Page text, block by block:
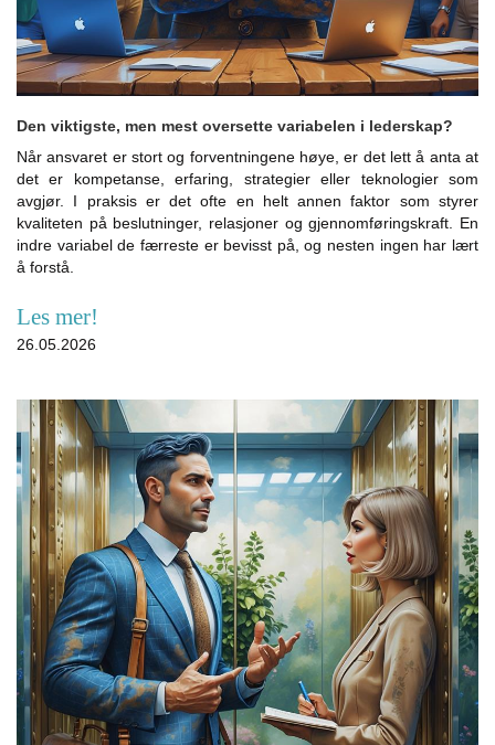
Den viktigste, men mest oversette variabelen i lederskap?
Når ansvaret er stort og forventningene høye, er det lett å anta at
det er kompetanse, erfaring, strategier eller teknologier som
avgjør. I praksis er det ofte en helt annen faktor som styrer
kvaliteten på beslutninger, relasjoner og gjennomføringskraft. En
indre variabel de færreste er bevisst på, og nesten ingen har lært
å forstå.
Les mer!
26.05.2026